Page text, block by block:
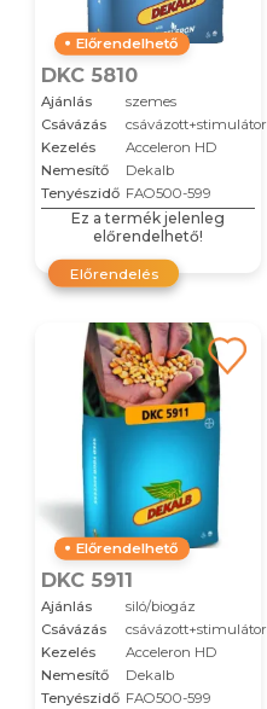
Előrendelhető
DKC 5810
Ajánlás
szemes
Csávázás
csávázott+stimulátor
Kezelés
Acceleron HD
Nemesítő
Dekalb
Tenyészidő FAO500-599
Ez a termék jelenleg
előrendelhető!
Előrendelés
Előrendelhető
DKC 5911
Ajánlás
siló/biogáz
Csávázás
csávázott+stimulátor
Kezelés
Acceleron HD
Nemesítő
Dekalb
Tenyészidő FAO500-599